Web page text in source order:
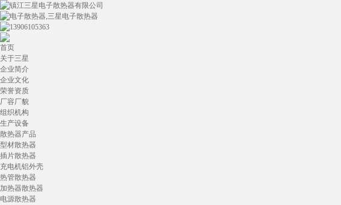
首页
关于三星
企业简介
企业文化
荣誉资质
厂容厂貌
组织机构
生产设备
散热器产品
型材散热器
插片散热器
充电机铝外壳
热管散热器
加热器散热器
电源散热器